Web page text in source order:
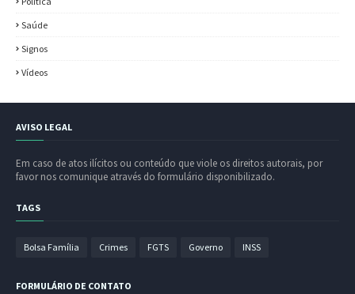
Saúde
Signos
Vídeos
AVISO LEGAL
Em caso de atos ilícitos ou conteúdo que viole os direitos autorais, por
favor nos comunique através do formulário disponibilizado.
TAGS
Bolsa Família Crimes FGTS Governo INSS
FORMULÁRIO DE CONTATO